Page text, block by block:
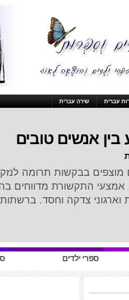
עברית שירה עברית
אנשים טובים
מוצפים בבקשות תרומה
התקשורת מדווחים
צדקה וחסד. ברשתות
ספרי ילדים